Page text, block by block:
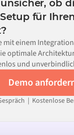
und Ihrem
Marketplace
verkürzt.
ob
für
mit einem
optimale
und
Demo
| Kostenlose